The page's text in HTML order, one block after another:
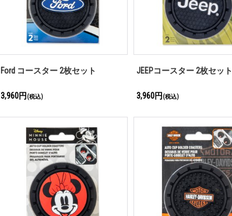
Ford コースター 2枚セット
3,960円 (税込)
JEEPコースター 2枚セット
3,960円 (税込)